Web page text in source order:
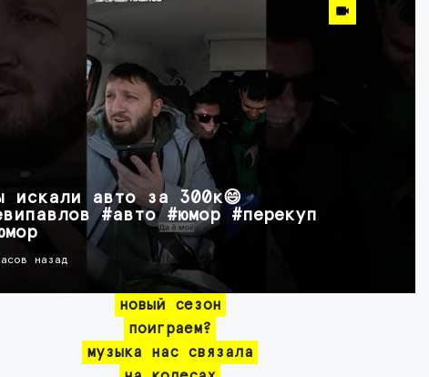
искали авто за 300к😄
#авто #юмор #перекуп
назад
новый сезон
поиграем?
музыка нас связала